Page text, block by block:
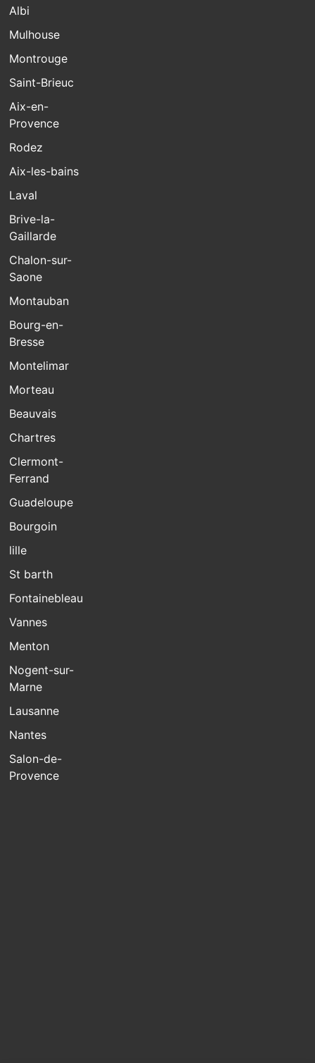
Albi
Mulhouse
Montrouge
Saint-Brieuc
Aix-en-
Provence
Rodez
Aix-les-bains
Laval
Brive-la-
Gaillarde
Chalon-sur-
Saone
Montauban
Bourg-en-
Bresse
Montelimar
Morteau
Beauvais
Chartres
Clermont-
Ferrand
Guadeloupe
Bourgoin
lille
St barth
Fontainebleau
Vannes
Menton
Nogent-sur-
Marne
Lausanne
Nantes
Salon-de-
Provence